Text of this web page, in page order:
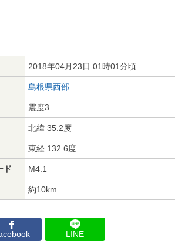
2018年04月23日 01時01分頃
島根県西部
震度3
北緯 35.2度
東経 132.6度
ド M4.1
約10km
LINE